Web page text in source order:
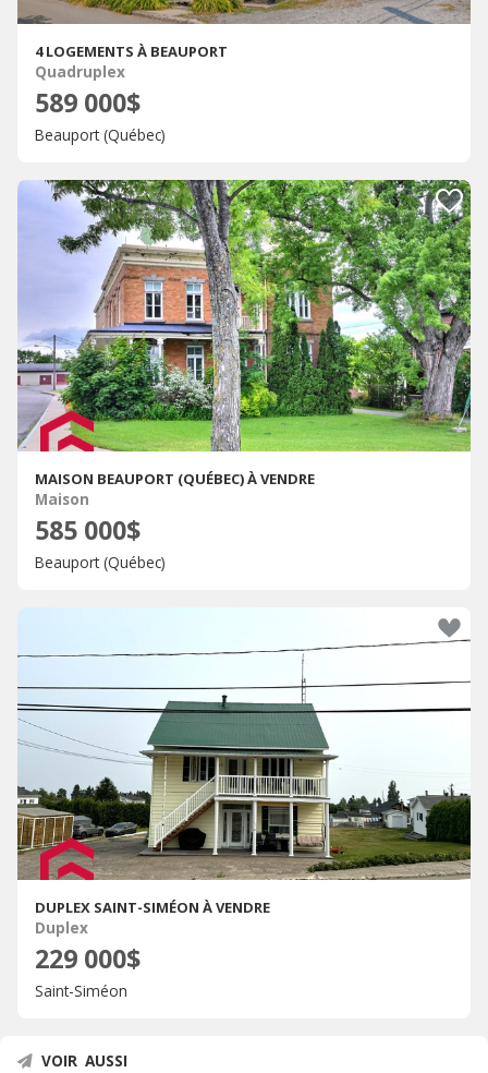
4 LOGEMENTS À BEAUPORT
Quadruplex
589 000$
Beauport (Québec)
MAISON BEAUPORT (QUÉBEC) À VENDRE
Maison
585 000$
Beauport (Québec)
DUPLEX SAINT-SIMÉON À VENDRE
Duplex
229 000$
Saint-Siméon
VOIR AUSSI